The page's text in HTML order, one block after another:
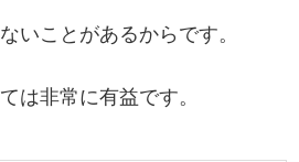
いことがあるからです。
は非常に有益です。